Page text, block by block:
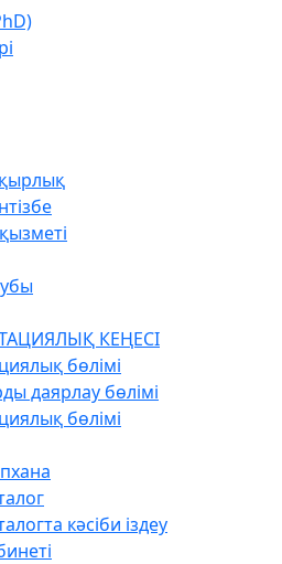
КЕҢЕСІ
бөлімі
даярлау бөлімі
бөлімі
кәсіби іздеу